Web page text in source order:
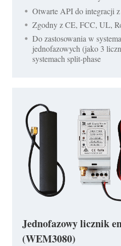
Otwarte API do integracji z
Zgodny z CE, FCC, UL,
Do zastosowania w
jednofazowych (jako 3
systemach split-phase
Jednofazowy licznik
(WEM3080)